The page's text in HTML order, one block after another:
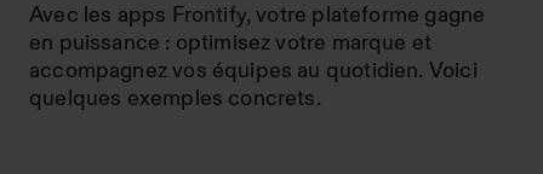
Avec les apps Frontify, votre plateforme gagne
en puissance : optimisez votre marque et
accompagnez vos équipes au quotidien. Voici
quelques exemples concrets.